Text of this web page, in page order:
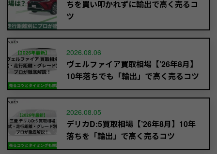
ちを買い叩かれずに輸出で高く売るコ
ツ
2026.08.06
ヴェルファイア買取相場【’26年8月】
10年落ちでも「輸出」で高く売るコツ
2026.08.05
デリカD:5買取相場【’26年8月】10年
落ちを「輸出」で高く売るコツ